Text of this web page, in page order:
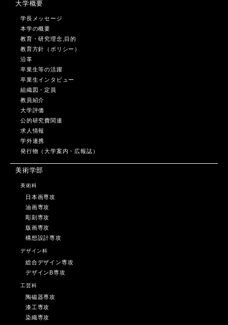
大学概要
学長メッセージ
本学の概要
教育・研究理念,目的
教育方針（ポリシー）
沿革
卒業生等の活躍
卒業生インタビュー
組織図・定員
教員紹介
大学評価
公的研究費関連
求人情報
学外連携
発行物（大学案内・広報誌）
美術学部
美術科
日本画専攻
油画専攻
彫刻専攻
版画専攻
構想設計専攻
デザイン科
総合デザイン専攻
デザインB専攻
工芸科
陶磁器専攻
漆工専攻
染織専攻